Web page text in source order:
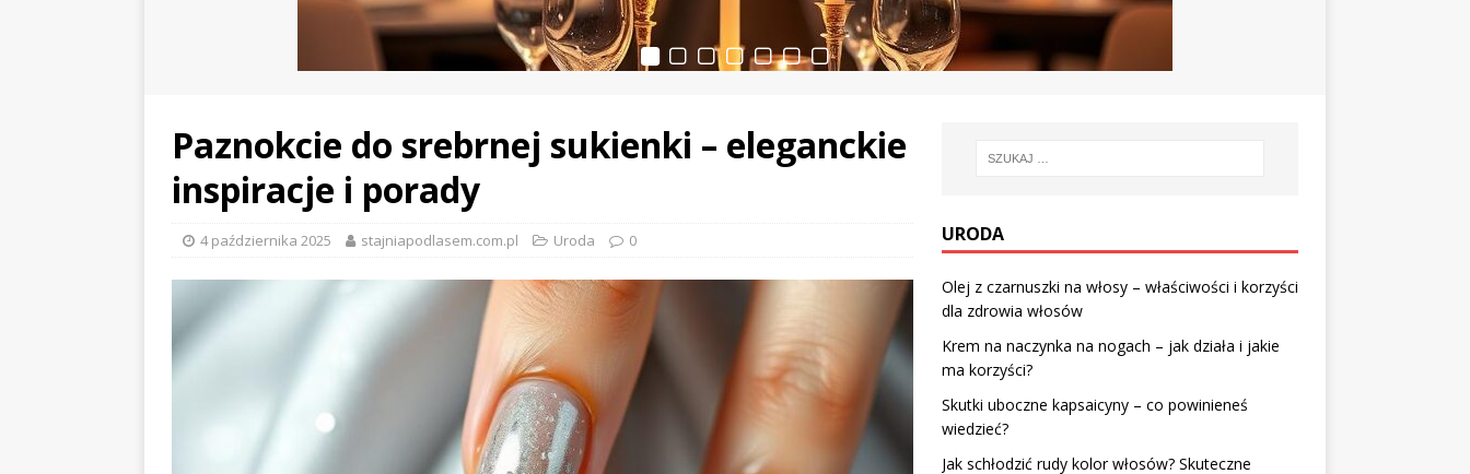
Paznokcie do srebrnej sukienki – eleganckie
inspiracje i porady
4 października 2025 stajniapodlasem.com.pl Uroda 0 URODA
Olej z czarnuszki na włosy – właściwości i korzyści
dla zdrowia włosów
Krem na naczynka na nogach – jak działa i jakie
ma korzyści?
Skutki uboczne kapsaicyny – co powinieneś
wiedzieć?
Jak schłodzić rudy kolor włosów? Skuteczne